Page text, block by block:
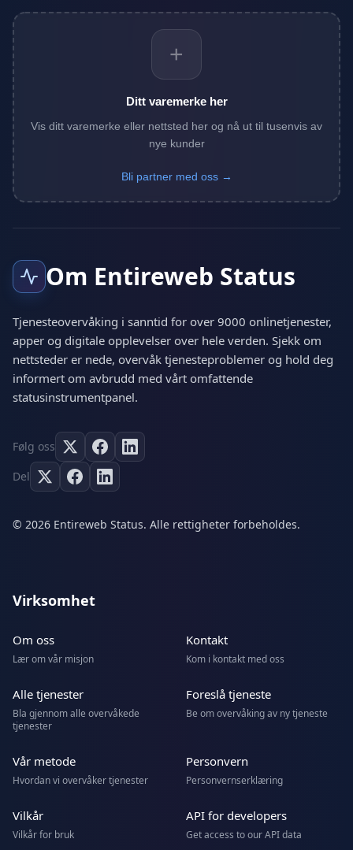
+
Ditt varemerke her
Vis ditt varemerke eller nettsted her og nå ut til tusenvis av
nye kunder
Bli partner med oss →
Om Entireweb Status
Tjenesteovervåking i sanntid for over 9000 onlinetjenester,
apper og digitale opplevelser over hele verden. Sjekk om
nettsteder er nede, overvåk tjenesteproblemer og hold deg
informert om avbrudd med vårt omfattende
statusinstrumentpanel.
Følg oss
Del
© 2026 Entireweb Status. Alle rettigheter forbeholdes.
Virksomhet
Om oss
Lær om vår misjon
Kontakt
Kom i kontakt med oss
Alle tjenester
Bla gjennom alle overvåkede
tjenester
Foreslå tjeneste
Be om overvåking av ny tjeneste
Vår metode
Hvordan vi overvåker tjenester
Personvern
Personvernserklæring
Vilkår
Vilkår for bruk
API for developers
Get access to our API data